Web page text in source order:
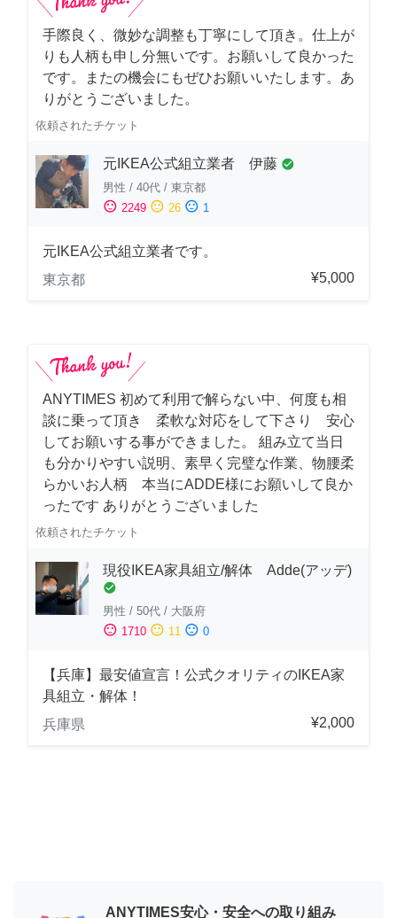
手際良く、微妙な調整も丁寧にして頂き。仕上が
りも人柄も申し分無いです。お願いして良かった
です。またの機会にもぜひお願いいたします。あ
りがとうございました。
依頼されたチケット
元IKEA公式組立業者 伊藤 check_circle
男性 / 40代 / 東京都
sentiment_satisfied 2249 sentiment_neutral 26 sentiment_dissatisfied 1
元IKEA公式組立業者です。
東京都
¥5,000
ANYTIMES 初めて利用で解らない中、何度も相
談に乗って頂き 柔軟な対応をして下さり 安心
してお願いする事ができました。 組み立て当日
も分かりやすい説明、素早く完璧な作業、物腰柔
らかいお人柄 本当にADDE様にお願いして良か
ったです ありがとうございました
依頼されたチケット
現役IKEA家具組立/解体 Adde(アッデ)
check_circle
男性 / 50代 / 大阪府
sentiment_satisfied 1710 sentiment_neutral 11 sentiment_dissatisfied 0
【兵庫】最安値宣言！公式クオリティのIKEA家
具組立・解体！
兵庫県
¥2,000
ANYTIMES安心・安全への取り組み